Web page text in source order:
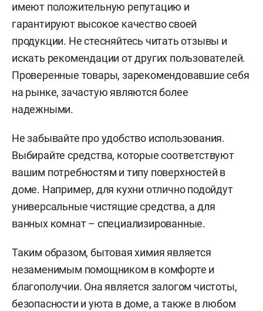
имеют положительную репутацию и
гарантируют высокое качество своей
продукции. Не стесняйтесь читать отзывы и
искать рекомендации от других пользователей.
Проверенные товары, зарекомендовавшие себя
на рынке, зачастую являются более
надежными.
Не забывайте про удобство использования.
Выбирайте средства, которые соответствуют
вашим потребностям и типу поверхностей в
доме. Например, для кухни отлично подойдут
универсальные чистящие средства, а для
ванных комнат – специализированные.
Таким образом, бытовая химия является
незаменимым помощником в комфорте и
благополучии. Она является залогом чистоты,
безопасности и уюта в доме, а также в любом